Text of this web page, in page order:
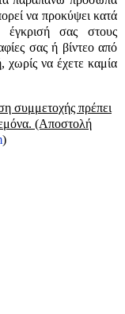
να προκύψει κατά
σας στους
σας ή βίντεο από
να έχετε καμία
συμμετοχής πρέπει
(Αποστολή
)